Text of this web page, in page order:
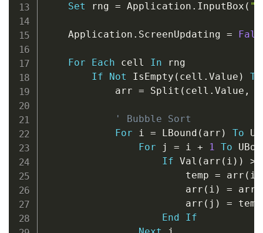
Set rng = Application . InputBox (
    Application
. ScreenUpdating =
For Each cell In rng
If
Not IsEmpty ( cell . Value )
            arr
= Split ( cell . Value ,
' Bubble Sort
For i = LBound ( arr ) To
For j = i + 1 To
If Val ( arr ( i ) ) >
                        temp
= arr ( i
                        arr
( i ) = arr
                        arr
( j ) = temp
End
If